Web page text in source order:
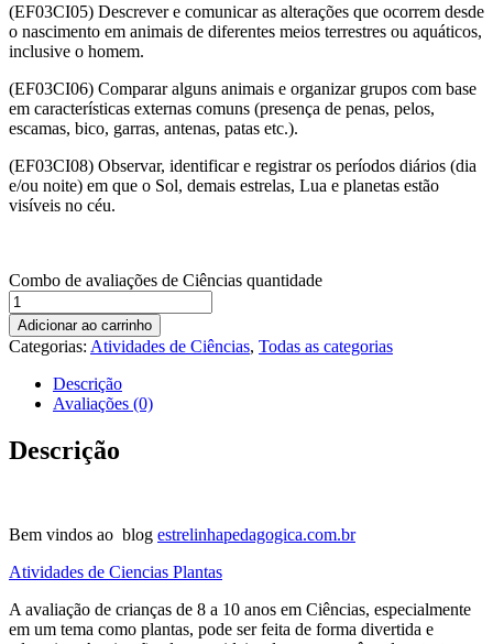
(EF03CI05) Descrever e comunicar as alterações que ocorrem desde
o nascimento em animais de diferentes meios terrestres ou aquáticos,
inclusive o homem.
(EF03CI06) Comparar alguns animais e organizar grupos com base
em características externas comuns (presença de penas, pelos,
escamas, bico, garras, antenas, patas etc.).
(EF03CI08) Observar, identificar e registrar os períodos diários (dia
e/ou noite) em que o Sol, demais estrelas, Lua e planetas estão
visíveis no céu.
Combo de avaliações de Ciências quantidade
Adicionar ao carrinho
Categorias: Atividades de Ciências, Todas as categorias
Descrição
Avaliações (0)
Descrição
Bem vindos ao blog estrelinhapedagogica.com.br
Atividades de Ciencias Plantas
A avaliação de crianças de 8 a 10 anos em Ciências, especialmente
em um tema como plantas, pode ser feita de forma divertida e